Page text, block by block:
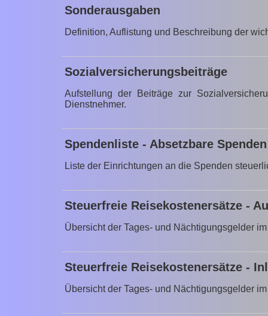
Sonderausgaben
Definition, Auflistung und Beschreibung der
Sozialversicherungsbeiträge
Aufstellung der Beiträge zur
Dienstnehmer.
Spendenliste - Absetzbare Spenden
Liste der Einrichtungen an die Spenden
Steuerfreie Reisekostenersätze -
Übersicht der Tages- und Nächtigungsgelder
Steuerfreie Reisekostenersätze -
Übersicht der Tages- und Nächtigungsgelder